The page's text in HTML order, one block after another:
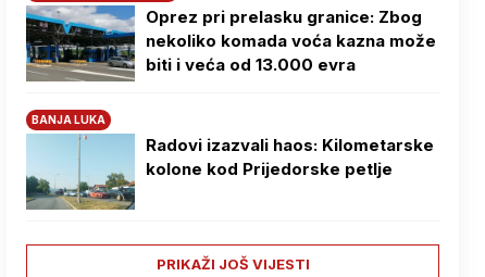
Oprez pri prelasku granice: Zbog
nekoliko komada voća kazna može
biti i veća od 13.000 evra
BANJA LUKA
Radovi izazvali haos: Kilometarske
kolone kod Prijedorske petlje
PRIKAŽI JOŠ VIJESTI